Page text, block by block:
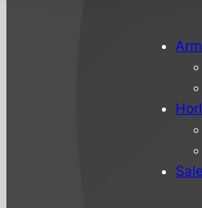
Sale